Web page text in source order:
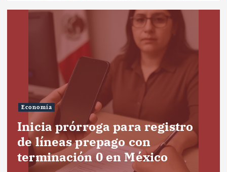
Economía
Inicia prórroga para registro
de líneas prepago con
terminación 0 en México